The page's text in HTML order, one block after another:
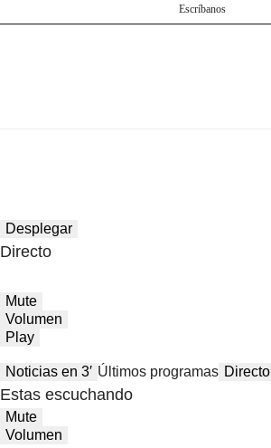
Escríbanos
Desplegar
Directo
Mute
Volumen
Play
Noticias en 3′ Últimos programas Directo
Estas escuchando
Mute
Volumen